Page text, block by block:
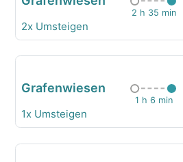
2 h 35 min
2x Umsteigen
Grafenwiesen
1 h 6 min
1x Umsteigen